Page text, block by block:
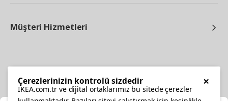
Müşteri Hizmetleri
×
Çerezlerinizin kontrolü sizdedir
IKEA.com.tr ve dijital ortaklarımız bu sitede çerezler